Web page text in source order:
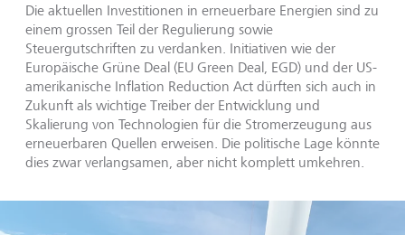
Die aktuellen Investitionen in erneuerbare Energien sind zu
einem grossen Teil der Regulierung sowie
Steuergutschriften zu verdanken. Initiativen wie der
Europäische Grüne Deal (EU Green Deal, EGD) und der US-
amerikanische Inflation Reduction Act dürften sich auch in
Zukunft als wichtige Treiber der Entwicklung und
Skalierung von Technologien für die Stromerzeugung aus
erneuerbaren Quellen erweisen. Die politische Lage könnte
dies zwar verlangsamen, aber nicht komplett umkehren.